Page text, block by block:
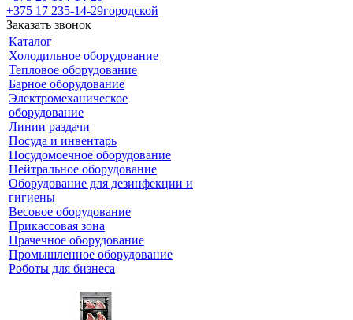
+375 17 235-14-29городской
Заказать звонок
Каталог
Холодильное оборудование
Тепловое оборудование
Барное оборудование
Электромеханическое
оборудование
Линии раздачи
Посуда и инвентарь
Посудомоечное оборудование
Нейтральное оборудование
Оборудование для дезинфекции и
гигиены
Весовое оборудование
Прикассовая зона
Прачечное оборудование
Промышленное оборудование
Роботы для бизнеса